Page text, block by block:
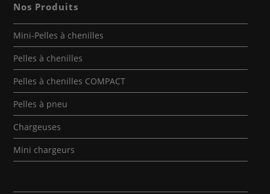
Nos Produits
Mini-Pelles à chenilles
Pelles à chenilles
Pelles à chenilles COMPACT
Pelles à pneu
Chargeuses
Mini chargeurs